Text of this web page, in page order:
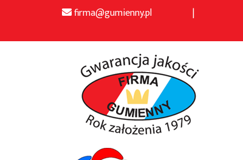
firma@gumienny.pl |